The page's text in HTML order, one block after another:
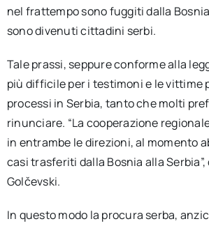
nel frattempo sono fuggiti dalla
sono divenuti cittadini serbi.
Tale prassi, seppure conforme alla
più difficile per i testimoni e le vittime
processi in Serbia, tanto che molti
rinunciare. “La cooperazione
in entrambe le direzioni, al momento
casi trasferiti dalla Bosnia alla
Golčevski.
In questo modo la procura serba,